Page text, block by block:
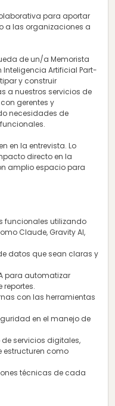
para aportar
a las organizaciones a
de un/a Memorista
Artificial Part-
y construir
a nuestros servicios de
gerentes y
necesidades de
en la entrevista. Lo
directo en la
amplio espacio para
funcionales utilizando
Claude, Gravity AI,
datos que sean claras y
para automatizar
con las herramientas
en el manejo de
de servicios digitales,
estructuren como
técnicas de cada